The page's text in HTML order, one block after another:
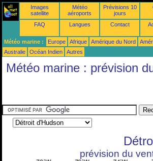
Images
satellite
Météo
aéroports
Prévisions 10
jours
FAQ Langues Contact
Météo marine : Europe Afrique Amérique du Nord
Australie
Océan Indien Autres
Météo marine : prévision
prévision du